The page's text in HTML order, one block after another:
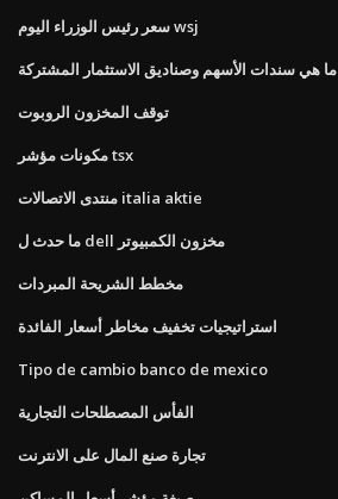
سعر رئيس الوزراء اليوم wsj
ما هي سندات الأسهم وصناديق الاستثمار المشتركة
توقف المخزون الروبوت
مكونات مؤشر tsx
منتدى الاتصالات italia aktie
ما حدث ل dell مخزون الكمبيوتر
مخطط الشريحة المبردات
استراتيجيات تخفيف مخاطر أسعار الفائدة
Tipo de cambio banco de mexico
الفأس المصطلحات التجارية
تجارة صنع المال على الانترنت